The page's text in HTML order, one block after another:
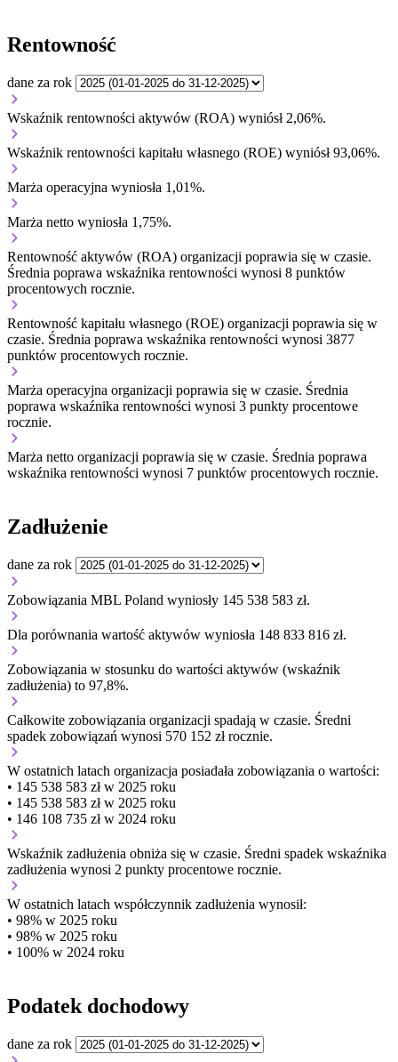
Rentowność
dane za rok
Wskaźnik rentowności aktywów (ROA) wyniósł 2,06%.
Wskaźnik rentowności kapitału własnego (ROE) wyniósł 93,06%.
Marża operacyjna wyniosła 1,01%.
Marża netto wyniosła 1,75%.
Rentowność aktywów (ROA) organizacji poprawia się w czasie.
Średnia poprawa wskaźnika rentowności wynosi 8 punktów
procentowych rocznie.
Rentowność kapitału własnego (ROE) organizacji poprawia się w
czasie. Średnia poprawa wskaźnika rentowności wynosi 3877
punktów procentowych rocznie.
Marża operacyjna organizacji poprawia się w czasie. Średnia
poprawa wskaźnika rentowności wynosi 3 punkty procentowe
rocznie.
Marża netto organizacji poprawia się w czasie. Średnia poprawa
wskaźnika rentowności wynosi 7 punktów procentowych rocznie.
Zadłużenie
dane za rok
Zobowiązania MBL Poland wyniosły 145 538 583 zł.
Dla porównania wartość aktywów wyniosła 148 833 816 zł.
Zobowiązania w stosunku do wartości aktywów (wskaźnik
zadłużenia) to 97,8%.
Całkowite zobowiązania organizacji spadają w czasie. Średni
spadek zobowiązań wynosi 570 152 zł rocznie.
W ostatnich latach organizacja posiadała zobowiązania o wartości:
• 145 538 583 zł w 2025 roku
• 145 538 583 zł w 2025 roku
• 146 108 735 zł w 2024 roku
Wskaźnik zadłużenia obniża się w czasie. Średni spadek wskaźnika
zadłużenia wynosi 2 punkty procentowe rocznie.
W ostatnich latach współczynnik zadłużenia wynosił:
• 98% w 2025 roku
• 98% w 2025 roku
• 100% w 2024 roku
Podatek dochodowy
dane za rok